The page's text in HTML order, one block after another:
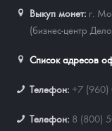
Выкуп монет: г.
(бизнес-центр
Список адресов
Телефон: +7 (960)
Телефон: 8 (800)